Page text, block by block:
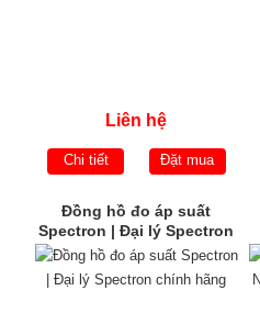
Liên hệ
Chi tiết Đặt mua
Đồng hồ đo áp suất
Spectron | Đại lý Spectron
chính hãng